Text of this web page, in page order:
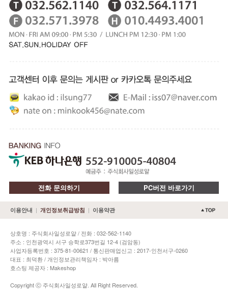
전화 문의하기 PC버전 바로가기
이용안내 |개인정보취급방침 | 이용약관
상호명 : 주식회사일성로얄 / 전화 : 032-562-1140
주소 : 인천광역시 서구 승학로373번길 12-4 (검암동)
사업자등록번호 : 375-81-00621 / 통신판매업신고 : 2017-인천서구-0260
대표 : 최덕환 / 개인정보관리책임자 : 박아름
호스팅 제공자 : Makeshop
Copyright ⓒ 주식회사일성로얄. All Right Reserved.